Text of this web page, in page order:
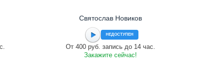
Святослав Новиков
НЕДОСТУПЕН
От 400 руб. запись до 14 час.
Закажите сейчас!